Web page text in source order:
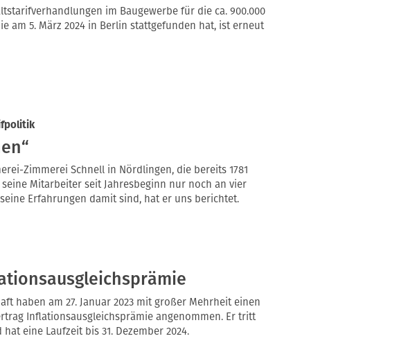
im Baugewerbe für die ca. 900.000
am 5. März 2024 in Berlin stattgefunden hat, ist erneut
Zimmerei Schnell in Nördlingen, die bereits 1781
Mitarbeiter seit Jahresbeginn nur noch an vier
Erfahrungen damit sind, hat er uns berichtet.
haben am 27. Januar 2023 mit großer Mehrheit einen
Inflationsausgleichsprämie angenommen. Er tritt
eine Laufzeit bis 31. Dezember 2024.